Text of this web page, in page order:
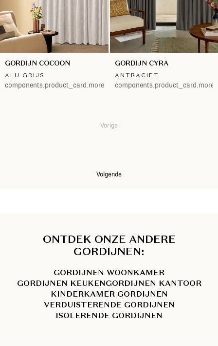
GORDIJN COCOON
ALU GRIJS
components.product_card.more.both
GORDIJN CYRA
ANTRACIET
Vorige
Volgende
ONTDEK ONZE ANDERE
GORDIJNEN:
GORDIJNEN WOONKAMER
GORDIJNEN KEUKENGORDIJNEN KANTOOR
KINDERKAMER GORDIJNEN
VERDUISTERENDE GORDIJNEN
ISOLERENDE GORDIJNEN